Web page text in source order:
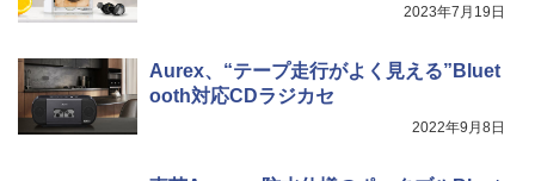
2023年7月19日
Aurex、“テープ走行がよく見える”Bluet
ooth対応CDラジカセ
2022年9月8日